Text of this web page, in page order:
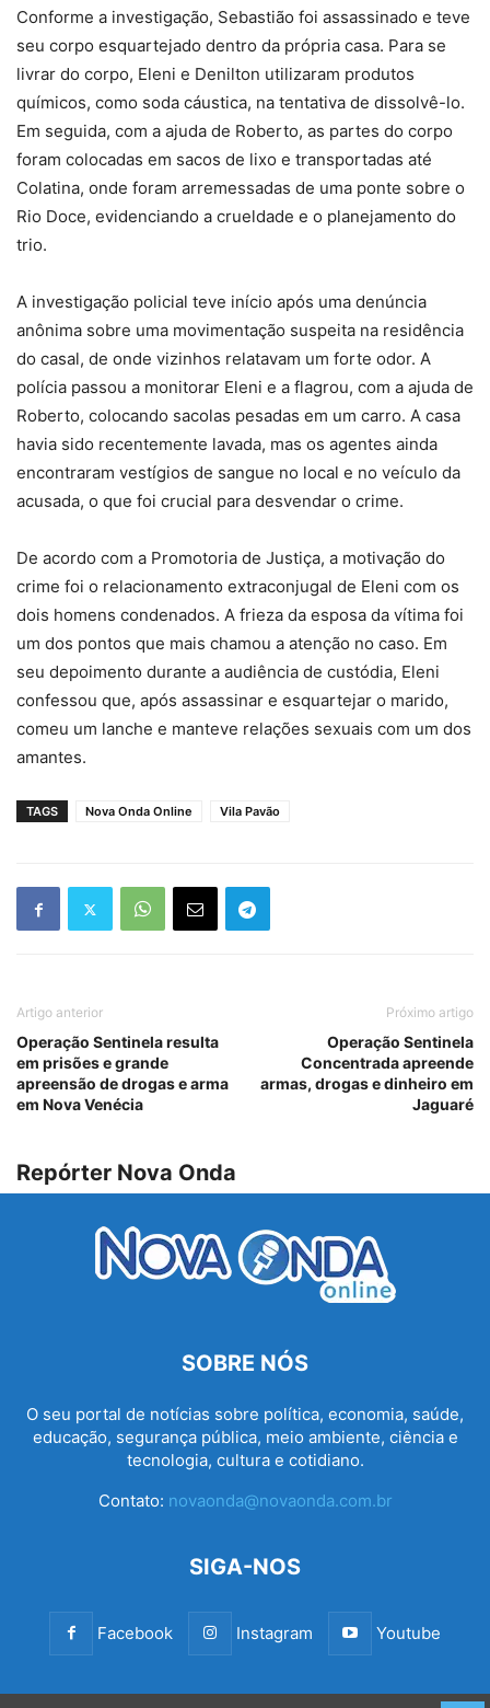
Conforme a investigação, Sebastião foi assassinado e teve
seu corpo esquartejado dentro da própria casa. Para se
livrar do corpo, Eleni e Denilton utilizaram produtos
químicos, como soda cáustica, na tentativa de dissolvê-lo.
Em seguida, com a ajuda de Roberto, as partes do corpo
foram colocadas em sacos de lixo e transportadas até
Colatina, onde foram arremessadas de uma ponte sobre o
Rio Doce, evidenciando a crueldade e o planejamento do
trio.
A investigação policial teve início após uma denúncia
anônima sobre uma movimentação suspeita na residência
do casal, de onde vizinhos relatavam um forte odor. A
polícia passou a monitorar Eleni e a flagrou, com a ajuda de
Roberto, colocando sacolas pesadas em um carro. A casa
havia sido recentemente lavada, mas os agentes ainda
encontraram vestígios de sangue no local e no veículo da
acusada, o que foi crucial para desvendar o crime.
De acordo com a Promotoria de Justiça, a motivação do
crime foi o relacionamento extraconjugal de Eleni com os
dois homens condenados. A frieza da esposa da vítima foi
um dos pontos que mais chamou a atenção no caso. Em
seu depoimento durante a audiência de custódia, Eleni
confessou que, após assassinar e esquartejar o marido,
comeu um lanche e manteve relações sexuais com um dos
amantes.
TAGS Nova Onda Online Vila Pavão
Artigo anterior
Operação Sentinela resulta
em prisões e grande
apreensão de drogas e arma
em Nova Venécia
Próximo artigo
Operação Sentinela
Concentrada apreende
armas, drogas e dinheiro em
Jaguaré
Repórter Nova Onda
SOBRE NÓS
O seu portal de notícias sobre política, economia, saúde,
educação, segurança pública, meio ambiente, ciência e
tecnologia, cultura e cotidiano.
Contato: novaonda@novaonda.com.br
SIGA-NOS
Facebook Instagram Youtube